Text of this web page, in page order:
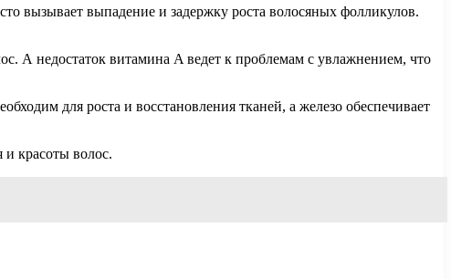
вызывает выпадение и задержку роста волосяных фолликулов.
А недостаток витамина A ведет к проблемам с увлажнением, что
для роста и восстановления тканей, а железо обеспечивает
красоты волос.